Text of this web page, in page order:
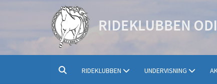
RIDEKLUBBEN UNDERVISNING